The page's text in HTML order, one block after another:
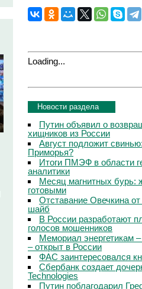
Loading...
Новости раздела
Путин объявил о
хищников из России
Август подложит
Приморья?
Итоги ПМЭФ в области
аналитики
Месяц магнитных бурь:
готовыми
Отставание Овечкина
шайб
В России разработают
голосов мошенников
Мемориал энергетикам
– открыт в России
ФАС заинтересовался
Сбербанк создает
Technologies
Путин поблагодарил